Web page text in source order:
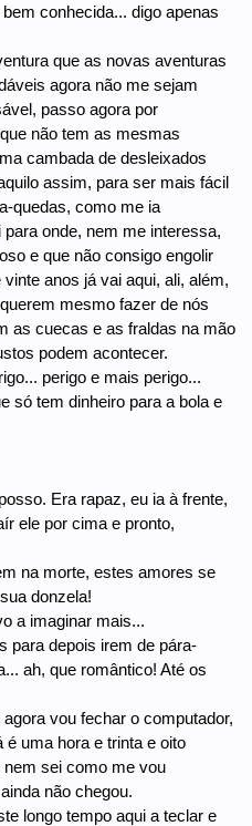
conhecida... digo apenas
que as novas aventuras
agora não me sejam
passo agora por
não tem as mesmas
cambada de desleixados
assim, para ser mais fácil
quedas, como me ia
onde, nem me interessa,
e que não consigo engolir
anos já vai aqui, ali, além,
mesmo fazer de nós
as cuecas e as fraldas na mão
podem acontecer.
perigo e mais perigo...
só tem dinheiro para a bola e
Era rapaz, eu ia à frente,
ele por cima e pronto,
na morte, estes amores se
donzela!
a imaginar mais...
para depois irem de pára-
ah, que romântico! Até os
vou fechar o computador,
é uma hora e trinta e oito
nem sei como me vou
não chegou.
longo tempo aqui a teclar e